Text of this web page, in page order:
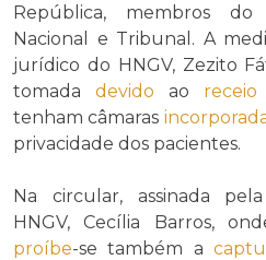
República, membros do
Nacional e Tribunal. A
jurídico do HNGV, Zezito
tomada devido ao receio
tenham câmaras
privacidade dos pacientes.
Na circular, assinada
HNGV, Cecília Barros,
proíbe-se também a